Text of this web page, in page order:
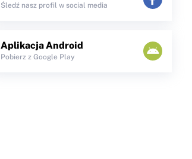
Śledź nasz profil w social media
Aplikacja Android
Pobierz z Google Play